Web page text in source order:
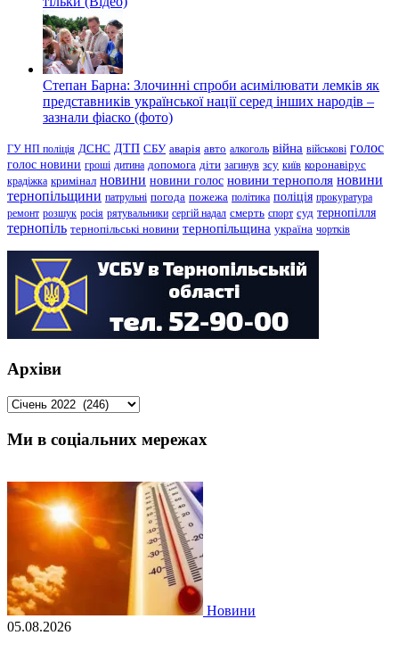
Степан Барна: Злочинні спроби асимілювати лемків як
представників української нації серед інших народів –
зазнали фіаско (фото)
ГУ НП поліція ДСНС ДТП СБУ аварія авто алкоголь війна військові голос
голос новини гроші дитина допомога діти загинув зсу київ коронавірус
крадіжка кримінал новини новини голос новини тернополя новини
тернопільщини патрульні погода пожежа політика поліція прокуратура
ремонт розшук росія рятувальники сергій надал смерть спорт суд тернопілля
тернопіль тернопільські новини тернопільщина україна чортків
Архіви
Архіви
Ми в соціальних мережах
Новини
05.08.2026